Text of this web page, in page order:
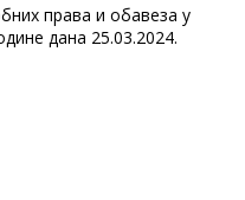
права и обавеза у
дана 25.03.2024.